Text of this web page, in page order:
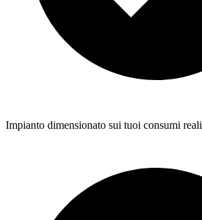
Impianto dimensionato sui tuoi consumi reali